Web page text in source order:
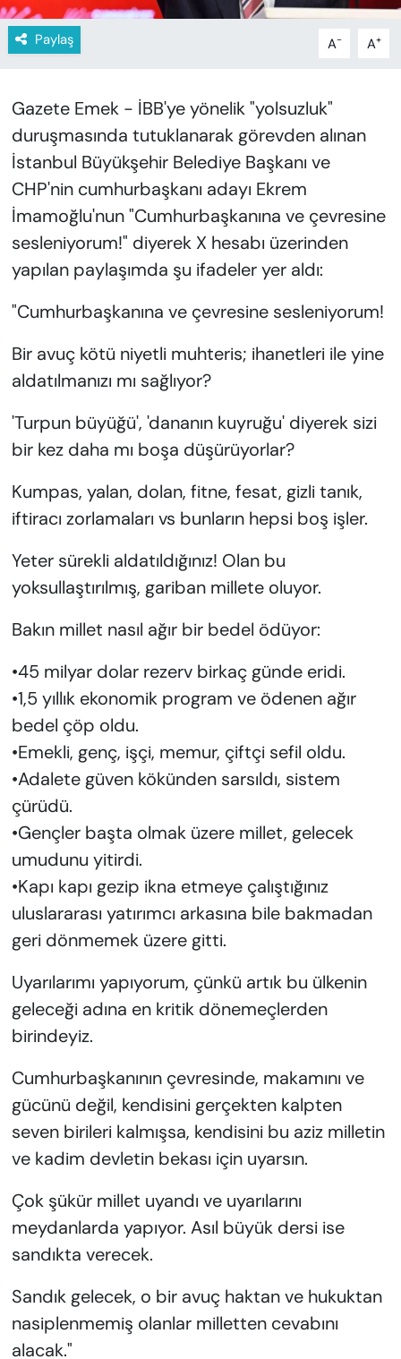
Paylaş A- A+
Gazete Emek - İBB'ye yönelik "yolsuzluk"
duruşmasında tutuklanarak görevden alınan
İstanbul Büyükşehir Belediye Başkanı ve
CHP'nin cumhurbaşkanı adayı Ekrem
İmamoğlu'nun "Cumhurbaşkanına ve çevresine
sesleniyorum!" diyerek X hesabı üzerinden
yapılan paylaşımda şu ifadeler yer aldı:
"Cumhurbaşkanına ve çevresine sesleniyorum!
Bir avuç kötü niyetli muhteris; ihanetleri ile yine
aldatılmanızı mı sağlıyor?
'Turpun büyüğü', 'dananın kuyruğu' diyerek sizi
bir kez daha mı boşa düşürüyorlar?
Kumpas, yalan, dolan, fitne, fesat, gizli tanık,
iftiracı zorlamaları vs bunların hepsi boş işler.
Yeter sürekli aldatıldığınız! Olan bu
yoksullaştırılmış, gariban millete oluyor.
Bakın millet nasıl ağır bir bedel ödüyor:
•45 milyar dolar rezerv birkaç günde eridi.
•1,5 yıllık ekonomik program ve ödenen ağır
bedel çöp oldu.
•Emekli, genç, işçi, memur, çiftçi sefil oldu.
•Adalete güven kökünden sarsıldı, sistem
çürüdü.
•Gençler başta olmak üzere millet, gelecek
umudunu yitirdi.
•Kapı kapı gezip ikna etmeye çalıştığınız
uluslararası yatırımcı arkasına bile bakmadan
geri dönmemek üzere gitti.
Uyarılarımı yapıyorum, çünkü artık bu ülkenin
geleceği adına en kritik dönemeçlerden
birindeyiz.
Cumhurbaşkanının çevresinde, makamını ve
gücünü değil, kendisini gerçekten kalpten
seven birileri kalmışsa, kendisini bu aziz milletin
ve kadim devletin bekası için uyarsın.
Çok şükür millet uyandı ve uyarılarını
meydanlarda yapıyor. Asıl büyük dersi ise
sandıkta verecek.
Sandık gelecek, o bir avuç haktan ve hukuktan
nasiplenmemiş olanlar milletten cevabını
alacak."
YAZAR KÖŞESİ
VAN VE DİYARBAKIR HABERLERİ